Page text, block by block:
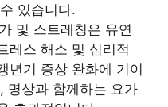
있습니다.
및 스트레칭은 유연
레스 해소 및 심리적
년기 증상 완화에 기여
명상과 함께하는 요가